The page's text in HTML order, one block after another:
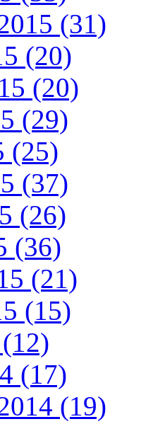
(31)
(20)
(20)
(29)
(25)
(37)
(26)
(36)
(21)
(15)
(17)
(19)